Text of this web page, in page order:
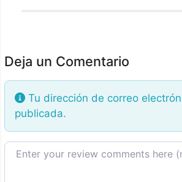
Deja un Comentario
Tu dirección de correo
publicada.
Texto de la reseña